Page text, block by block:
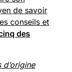
de savoir
conseils et
des